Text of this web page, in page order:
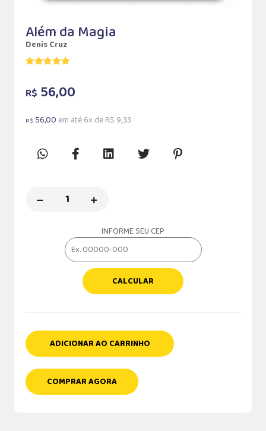
Além da Magia
Denis Cruz
R$ 56,00
R$ 56,00 em até 6x de R$ 9,33
INFORME SEU CEP
CALCULAR
ADICIONAR AO CARRINHO
COMPRAR AGORA